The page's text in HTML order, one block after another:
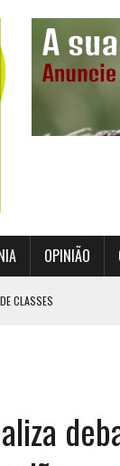
OPINIÃO
CLASSES